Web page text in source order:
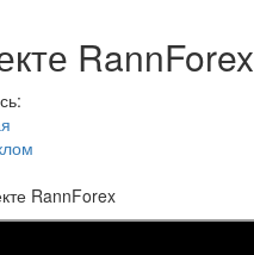
RannForex
RannForex